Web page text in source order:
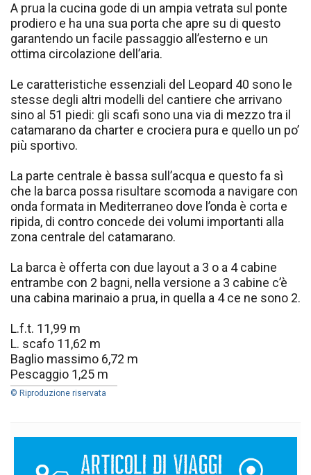
A prua la cucina gode di un ampia vetrata sul ponte
prodiero e ha una sua porta che apre su di questo
garantendo un facile passaggio all’esterno e un
ottima circolazione dell’aria.
Le caratteristiche essenziali del Leopard 40 sono le
stesse degli altri modelli del cantiere che arrivano
sino al 51 piedi: gli scafi sono una via di mezzo tra il
catamarano da charter e crociera pura e quello un po’
più sportivo.
La parte centrale è bassa sull’acqua e questo fa sì
che la barca possa risultare scomoda a navigare con
onda formata in Mediterraneo dove l’onda è corta e
ripida, di contro concede dei volumi importanti alla
zona centrale del catamarano.
La barca è offerta con due layout a 3 o a 4 cabine
entrambe con 2 bagni, nella versione a 3 cabine c’è
una cabina marinaio a prua, in quella a 4 ce ne sono 2.
L.f.t. 11,99 m
L. scafo 11,62 m
Baglio massimo 6,72 m
Pescaggio 1,25 m
© Riproduzione riservata